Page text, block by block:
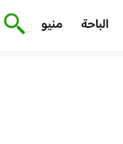
الباحة منيو